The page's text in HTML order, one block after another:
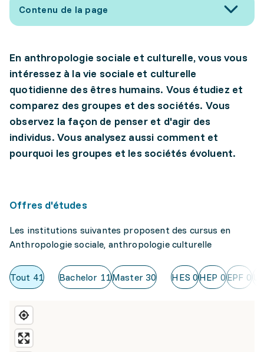
Contenu de la page
En anthropologie sociale et culturelle, vous vous
intéressez à la vie sociale et culturelle
quotidienne des êtres humains. Vous étudiez et
comparez des groupes et des sociétés. Vous
observez la façon de penser et d'agir des
individus. Vous analysez aussi comment et
pourquoi les groupes et les sociétés évoluent.
Offres d'études
Les institutions suivantes proposent des cursus en
Anthropologie sociale, anthropologie culturelle
Tout 41 Bachelor 11Master30 HES 0HEP 0EPF 0